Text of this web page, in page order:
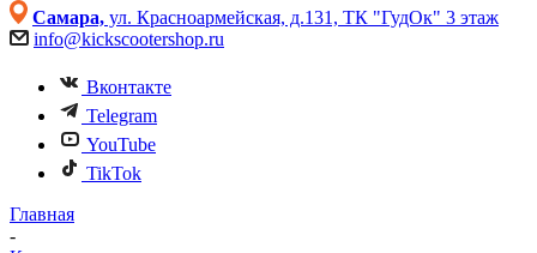
Самара, ул. Красноармейская, д.131, ТК "ГудОк" 3 этаж
info@kickscootershop.ru
Вконтакте
Telegram
YouTube
TikTok
Главная
-